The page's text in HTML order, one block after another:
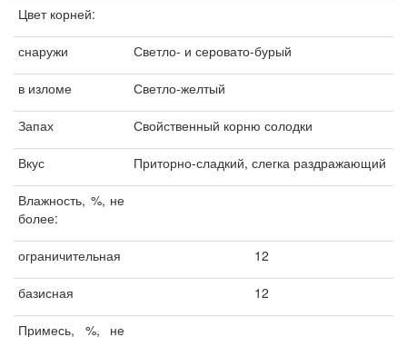
Цвет корней:
снаружи Светло- и серовато-бурый
в изломе Светло-желтый
Запах Свойственный корню солодки
Вкус Приторно-сладкий, слегка раздражающий
Влажность, %, не
более:
ограничительная 12
базисная 12
Примесь, %, не